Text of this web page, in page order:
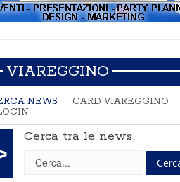
VIAREGGINO
NEWS
CARD VIAREGGINO
Cerca tra le news